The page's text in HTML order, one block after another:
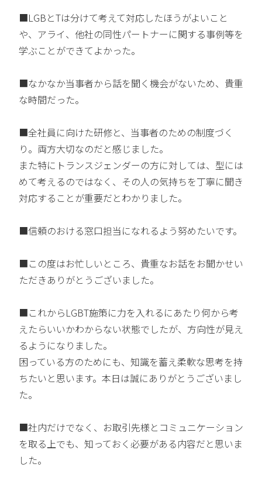
■LGBとTは分けて考えて対応したほうがよいこと
や、アライ、他社の同性パートナーに関する事例等を
学ぶことができてよかった。
■なかなか当事者から話を聞く機会がないため、貴重
な時間だった。
■全社員に向けた研修と、当事者のための制度づく
り。両方大切なのだと感じました。
また特にトランスジェンダーの方に対しては、型には
めて考えるのではなく、その人の気持ちを丁寧に聞き
対応することが重要だとわかりました。
■信頼のおける窓口担当になれるよう努めたいです。
■この度はお忙しいところ、貴重なお話をお聞かせい
ただきありがとうございました。
■これからLGBT施策に力を入れるにあたり何から考
えたらいいかわからない状態でしたが、方向性が見え
るようになりました。
困っている方のためにも、知識を蓄え柔軟な思考を持
ちたいと思います。本日は誠にありがとうございまし
た。
■社内だけでなく、お取引先様とコミュニケーション
を取る上でも、知っておく必要がある内容だと思いま
した。